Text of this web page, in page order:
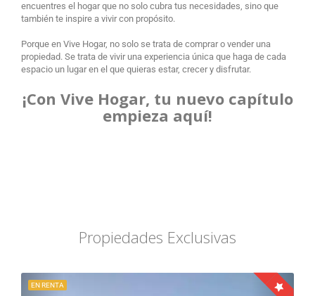
encuentres el hogar que no solo cubra tus necesidades, sino que
también te inspire a vivir con propósito.
Porque en Vive Hogar, no solo se trata de comprar o vender una
propiedad. Se trata de vivir una experiencia única que haga de cada
espacio un lugar en el que quieras estar, crecer y disfrutar.
¡Con Vive Hogar, tu nuevo capítulo
empieza aquí!
Propiedades Exclusivas
EN RENTA